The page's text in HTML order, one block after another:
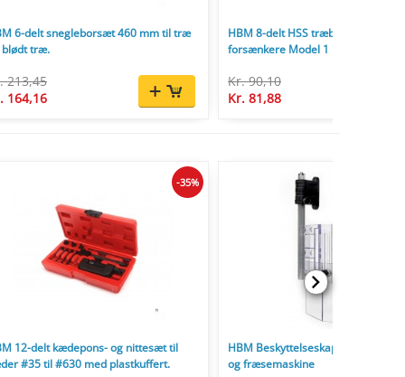
6-delt snegleborsæt 460 mm til træ
blødt træ.
213,45
164,16
HBM 8-delt HSS træborsæt med
forsænkere Model 1
Kr. 90,10
Kr. 81,88
12-delt kædepons- og nittesæt til
#35 til #630 med plastkuffert.
-35%
HBM Beskyttelseskapper til
og fræsemaskine